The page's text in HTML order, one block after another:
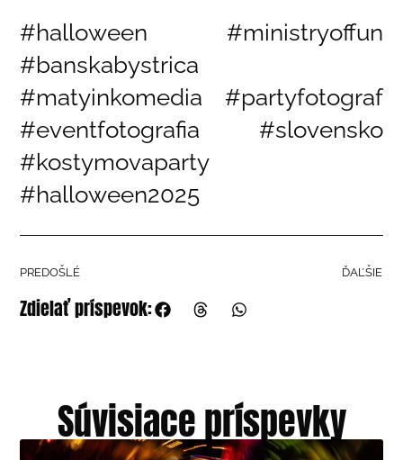
#halloween #ministryoffun
#banskabystrica
#matyinkomedia #partyfotograf
#eventfotografia #slovensko
#kostymovaparty
#halloween2025
PREDOŠLÉ ĎAĽŠIE
Zdielať príspevok:
Súvisiace príspevky